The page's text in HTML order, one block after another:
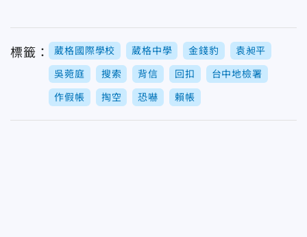
標籤： 葳格國際學校 葳格中學 金錢豹 袁昶平
吳菀庭 搜索 背信 回扣 台中地檢署
作假帳 掏空 恐嚇 賴帳